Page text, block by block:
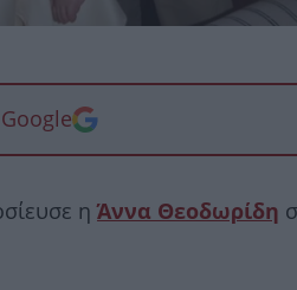
ηΆννα Θεοδωρίδη